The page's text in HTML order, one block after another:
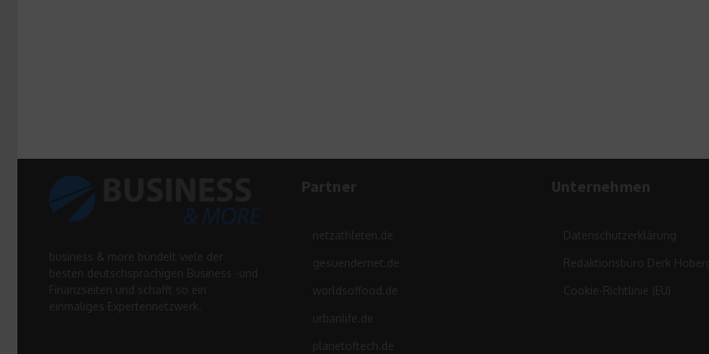
business & more bündelt viele der
besten deutschsprachigen Business -und
Finanzseiten und schafft so ein
einmaliges Expertennetzwerk.
Partner
netzathleten.de
gesuendernet.de
worldsoffood.de
urbanlife.de
planetoftech.de
Unternehmen
Datenschutzerklärung
Redaktionsbüro Derk
Cookie-Richtlinie (EU)